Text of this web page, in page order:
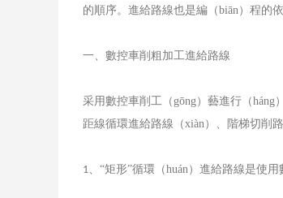
的順序。進給路線也是編（biān）程的依
一、數控車削粗加工進給路線
采用數控車削工（gōng）藝進行（
距線循環進給路線（xiàn）、階梯切削
1、“矩形”循環（huán）進給路線是使